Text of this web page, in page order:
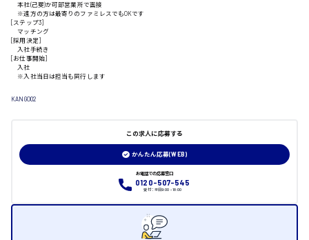
山口県
大竹市
日給制すべて
本社(己斐)か可部営業所で面接
※遠方の方は最寄りのファミレスでもOKです
[ステップ3]
マッチング
[採用決定]
入社手続き
[お仕事開始]
入社
※入社当日は担当も同行します
KANGO02
この求人に応募する
かんたん応募(WEB)
お電話での応募窓口
0120-507-545
受付：平日9:00 - 18:00